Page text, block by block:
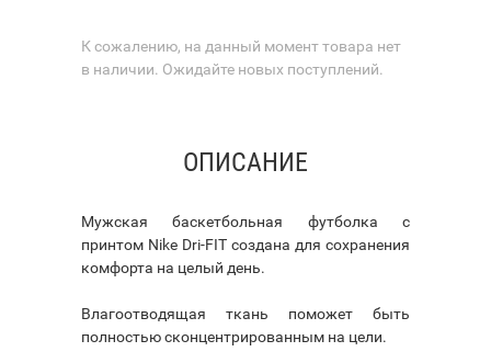
К сожалению, на данный момент товара нет
в наличии. Ожидайте новых поступлений.
ОПИСАНИЕ
Мужская баскетбольная футболка с
принтом Nike Dri-FIT создана для сохранения
комфорта на целый день.
Влагоотводящая ткань поможет быть
полностью сконцентрированным на цели.